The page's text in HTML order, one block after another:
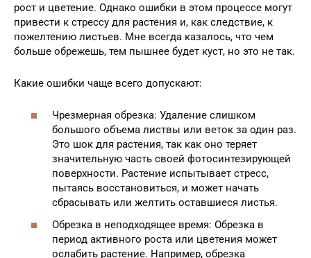
рост и цветение. Однако ошибки в этом процессе могут
привести к стрессу для растения и, как следствие, к
пожелтению листьев. Мне всегда казалось, что чем
больше обрежешь, тем пышнее будет куст, но это не так.
Какие ошибки чаще всего допускают:
Чрезмерная обрезка: Удаление слишком
большого объема листвы или веток за один раз.
Это шок для растения, так как оно теряет
значительную часть своей фотосинтезирующей
поверхности. Растение испытывает стресс,
пытаясь восстановиться, и может начать
сбрасывать или желтить оставшиеся листья.
Обрезка в неподходящее время: Обрезка в
период активного роста или цветения может
ослабить растение. Например, обрезка